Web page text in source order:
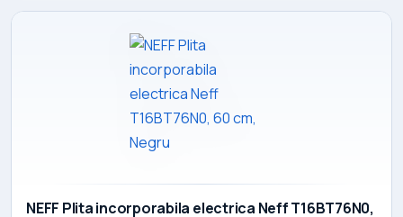
NEFF Plita incorporabila electrica Neff T16BT76N0,